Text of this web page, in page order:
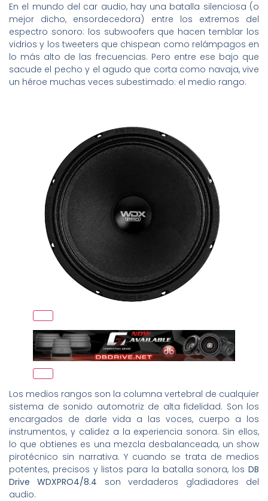
En el mundo del car audio, hay una batalla silenciosa (o
mejor dicho, ensordecedora) entre los extremos del
espectro sonoro: los subwoofers que hacen temblar los
vidrios y los tweeters que chispean como relámpagos en
lo más alto de las frecuencias. Pero entre ese bajo que
sacude el pecho y el agudo que corta como navaja, vive
un héroe muchas veces subestimado: el medio rango.
Los medios rangos son la columna vertebral de cualquier
sistema de sonido automotriz de alta fidelidad. Son los
encargados de darle vida a las voces, cuerpo a los
instrumentos, y calidez a la experiencia sonora. Sin ellos,
lo que obtienes es una mezcla desbalanceada, un show
pirotécnico sin narrativa. Y cuando se trata de medios
potentes, precisos y listos para la batalla sonora, los DB
Drive WDXPRO4/8.4 son verdaderos gladiadores del
audio.